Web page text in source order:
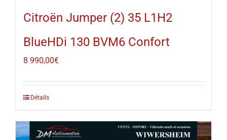
Citroën Jumper (2) 35 L1H2
BlueHDi 130 BVM6 Confort
8 990,00€
Détails